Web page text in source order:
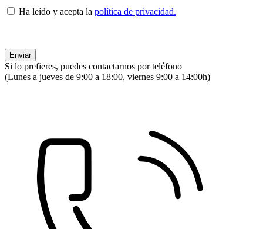
Ha leído y acepta la política de privacidad.
Si lo prefieres, puedes contactarnos por teléfono
(Lunes a jueves de 9:00 a 18:00, viernes 9:00 a 14:00h)